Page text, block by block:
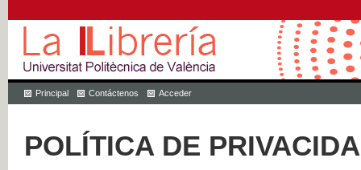
Principal Contáctenos Acceder
POLÍTICA DE